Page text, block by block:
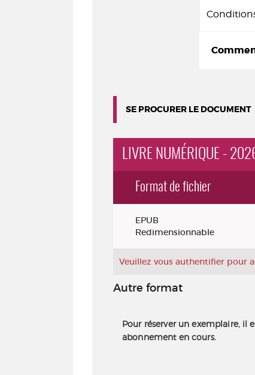
SE PROCURER LE DOCUMENT
LIVRE NUMÉRIQUE -
Format de fichier
EPUB
Redimensionnable
Veuillez vous authentifier pour
Autre format
Pour réserver un exemplaire, il
abonnement en cours.